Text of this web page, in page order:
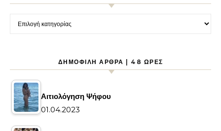
ΔΗΜΟΦΙΛΉ ΆΡΘΡΑ | 48 ΏΡΕΣ
Αιτιολόγηση Ψήφου
01.04.2023